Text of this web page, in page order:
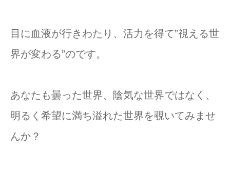
目に血液が行きわたり、活力を得て”視える世
界が変わる”のです。
あなたも曇った世界、陰気な世界ではなく、
明るく希望に満ち溢れた世界を覗いてみませ
んか？